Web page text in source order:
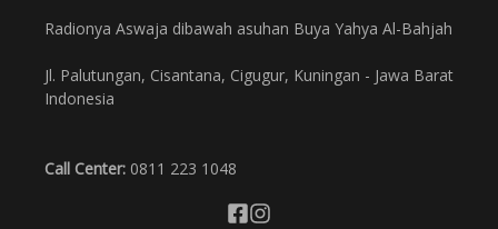
Radionya Aswaja dibawah asuhan Buya Yahya Al-Bahjah
Jl. Palutungan, Cisantana, Cigugur, Kuningan - Jawa Barat
Indonesia
Call Center: 0811 223 1048